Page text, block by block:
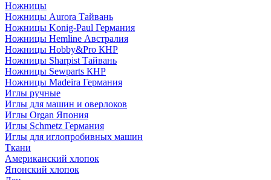
Ножницы
Ножницы Aurora Тайвань
Ножницы Konig-Paul Германия
Ножницы Hemline Австралия
Ножницы Hobby&Pro КНР
Ножницы Sharpist Тайвань
Ножницы Sewparts КНР
Ножницы Madeira Германия
Иглы ручные
Иглы для машин и оверлоков
Иглы Organ Япония
Иглы Schmetz Германия
Иглы для иглопробивных машин
Ткани
Американский хлопок
Японский хлопок